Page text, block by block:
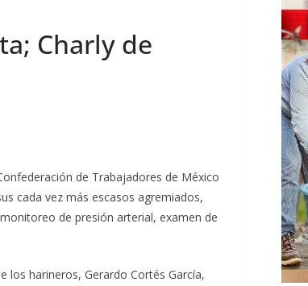
Charly de
de Trabajadores de México
cada vez más escasos agremiados,
de presión arterial, examen de
los harineros, Gerardo Cortés García,